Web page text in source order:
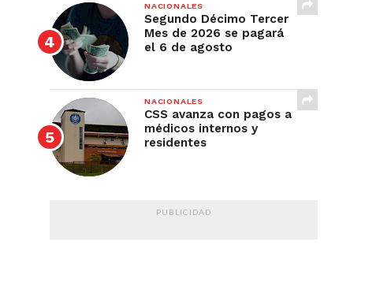
NACIONALES
Segundo Décimo Tercer
Mes de 2026 se pagará
el 6 de agosto
NACIONALES
CSS avanza con pagos a
médicos internos y
residentes
PUBLICIDAD